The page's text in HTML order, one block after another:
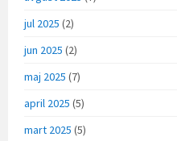
jul 2025 (2)
jun 2025 (2)
maj 2025 (7)
april 2025 (5)
mart 2025 (5)